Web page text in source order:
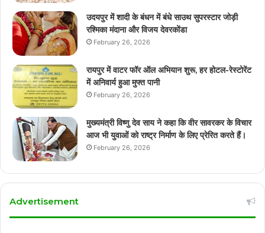
उदयपुर में शादी के बंधन में बंधे साउथ सुपरस्टार जोड़ी
रश्मिका मंदाना और विजय देवरकोंडा
February 26, 2026
रायपुर में वाटर फॉर ऑल अभियान शुरू, हर होटल-रेस्टोरेंट
में अनिवार्य हुआ मुफ्त पानी
February 26, 2026
मुख्यमंत्री विष्णु देव साय ने कहा कि वीर सावरकर के विचार
आज भी युवाओं को राष्ट्र निर्माण के लिए प्रेरित करते हैं।
February 26, 2026
Advertisement